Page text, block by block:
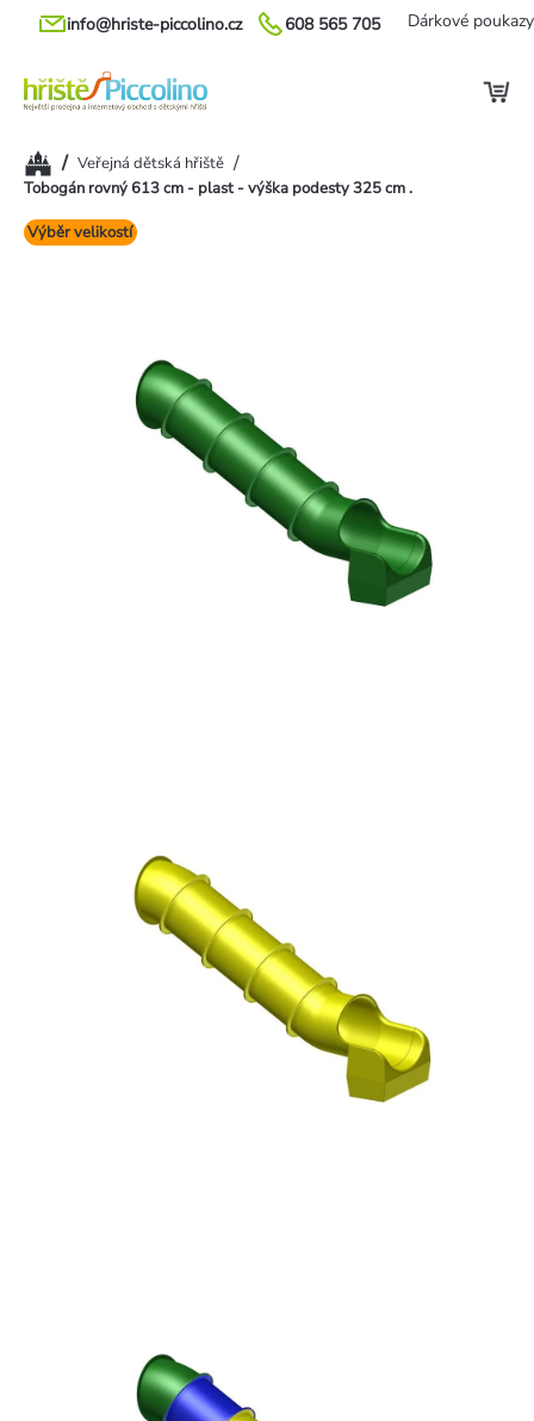
Přejít
608 565 705
info@hriste-piccolino.cz Dárkové poukazy
Domů/ Veřejná dětská hřiště /
Tobogán rovný 613 cm - plast - výška podesty 325 cm .
Výběr velikostí